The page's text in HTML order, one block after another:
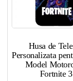
Husa de
Personalizata
Model
Fortnite 3